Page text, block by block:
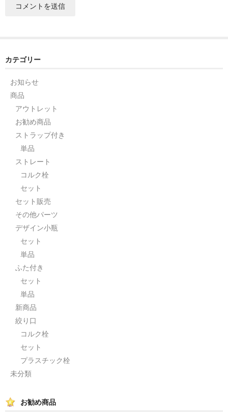
カテゴリー
お知らせ
商品
アウトレット
お勧め商品
ストラップ付き
単品
ストレート
コルク栓
セット
セット販売
その他パーツ
デザイン小瓶
セット
単品
ふた付き
セット
単品
新商品
絞り口
コルク栓
セット
プラスチック栓
未分類
お勧め商品